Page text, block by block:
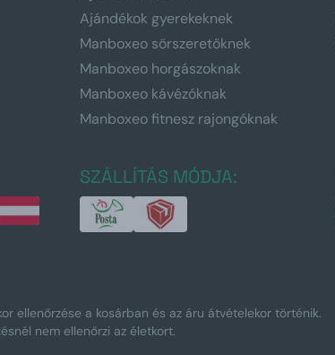
Ajándékok gyerekeknek
Manboxeo sörszeretőknek
Manboxeo horgászoknak
Manboxeo kávézóknak
Manboxeo fitnesz rajongóknak
SZÁLLÍTÁS MÓDJA:
ellenőrzése a kosárban és az áru átvételekor történik.
nem ellenőrzi az életkort.